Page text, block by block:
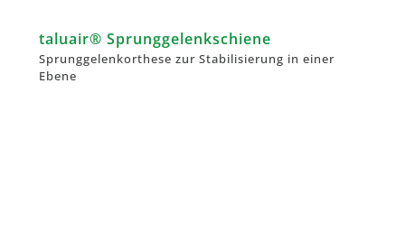
taluair® Sprunggelenkschiene
Sprunggelenkorthese zur Stabilisierung in einer
Ebene